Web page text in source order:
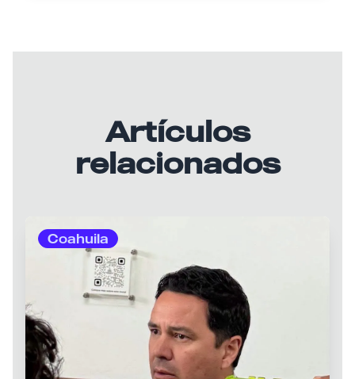
Artículos
relacionados
Coahuila